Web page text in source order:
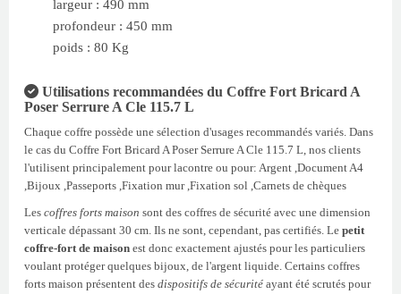
largeur : 490 mm
profondeur : 450 mm
poids : 80 Kg
Utilisations recommandées du Coffre Fort Bricard A
Poser Serrure A Cle 115.7 L
Chaque coffre possède une sélection d'usages recommandés variés. Dans
le cas du Coffre Fort Bricard A Poser Serrure A Cle 115.7 L, nos clients
l'utilisent principalement pour lacontre ou pour: Argent ,Document A4
,Bijoux ,Passeports ,Fixation mur ,Fixation sol ,Carnets de chèques
Les coffres forts maison sont des coffres de sécurité avec une dimension
verticale dépassant 30 cm. Ils ne sont, cependant, pas certifiés. Le petit
coffre-fort de maison est donc exactement ajustés pour les particuliers
voulant protéger quelques bijoux, de l'argent liquide. Certains coffres
forts maison présentent des dispositifs de sécurité ayant été scrutés pour